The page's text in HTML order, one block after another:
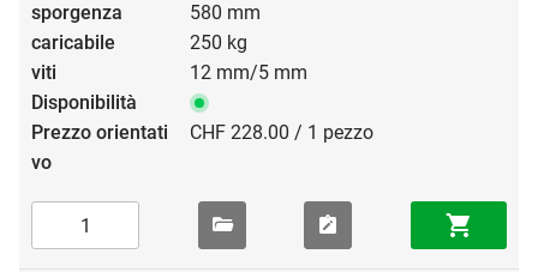
580 mm
250 kg
12 mm/5 mm
CHF 228.00 / 1 pezzo